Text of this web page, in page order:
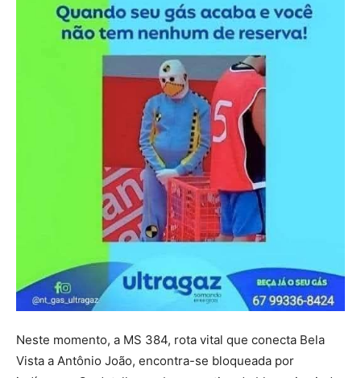
Neste momento, a MS 384, rota vital que conecta Bela
Vista a Antônio João, encontra-se bloqueada por